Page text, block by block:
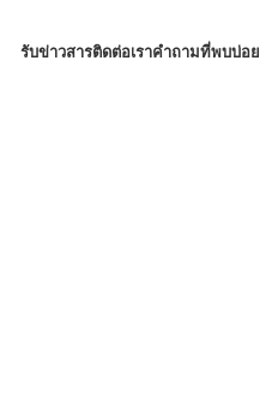
รับข่าวสารติดต่อเราคำถามที่พบบ่อย